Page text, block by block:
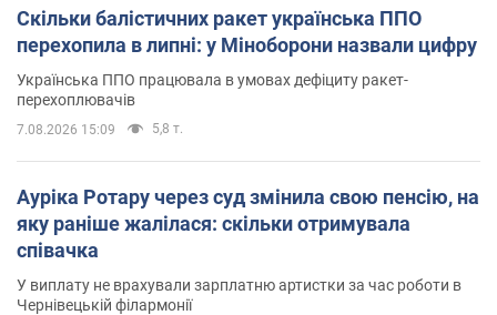
Скільки балістичних ракет українська ППО
перехопила в липні: у Міноборони назвали цифру
Українська ППО працювала в умовах дефіциту ракет-
перехоплювачів
7.08.2026 15:09 5,8 т.
Ауріка Ротару через суд змінила свою пенсію, на
яку раніше жалілася: скільки отримувала
співачка
У виплату не врахували зарплатню артистки за час роботи в
Чернівецькій філармонії